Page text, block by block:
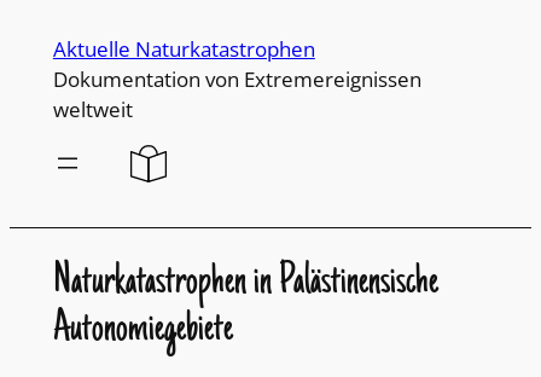
Inhalt
wechseln
Aktuelle Naturkatastrophen
Dokumentation von Extremereignissen
weltweit
Naturkatastrophen in Palästinensische
Autonomiegebiete